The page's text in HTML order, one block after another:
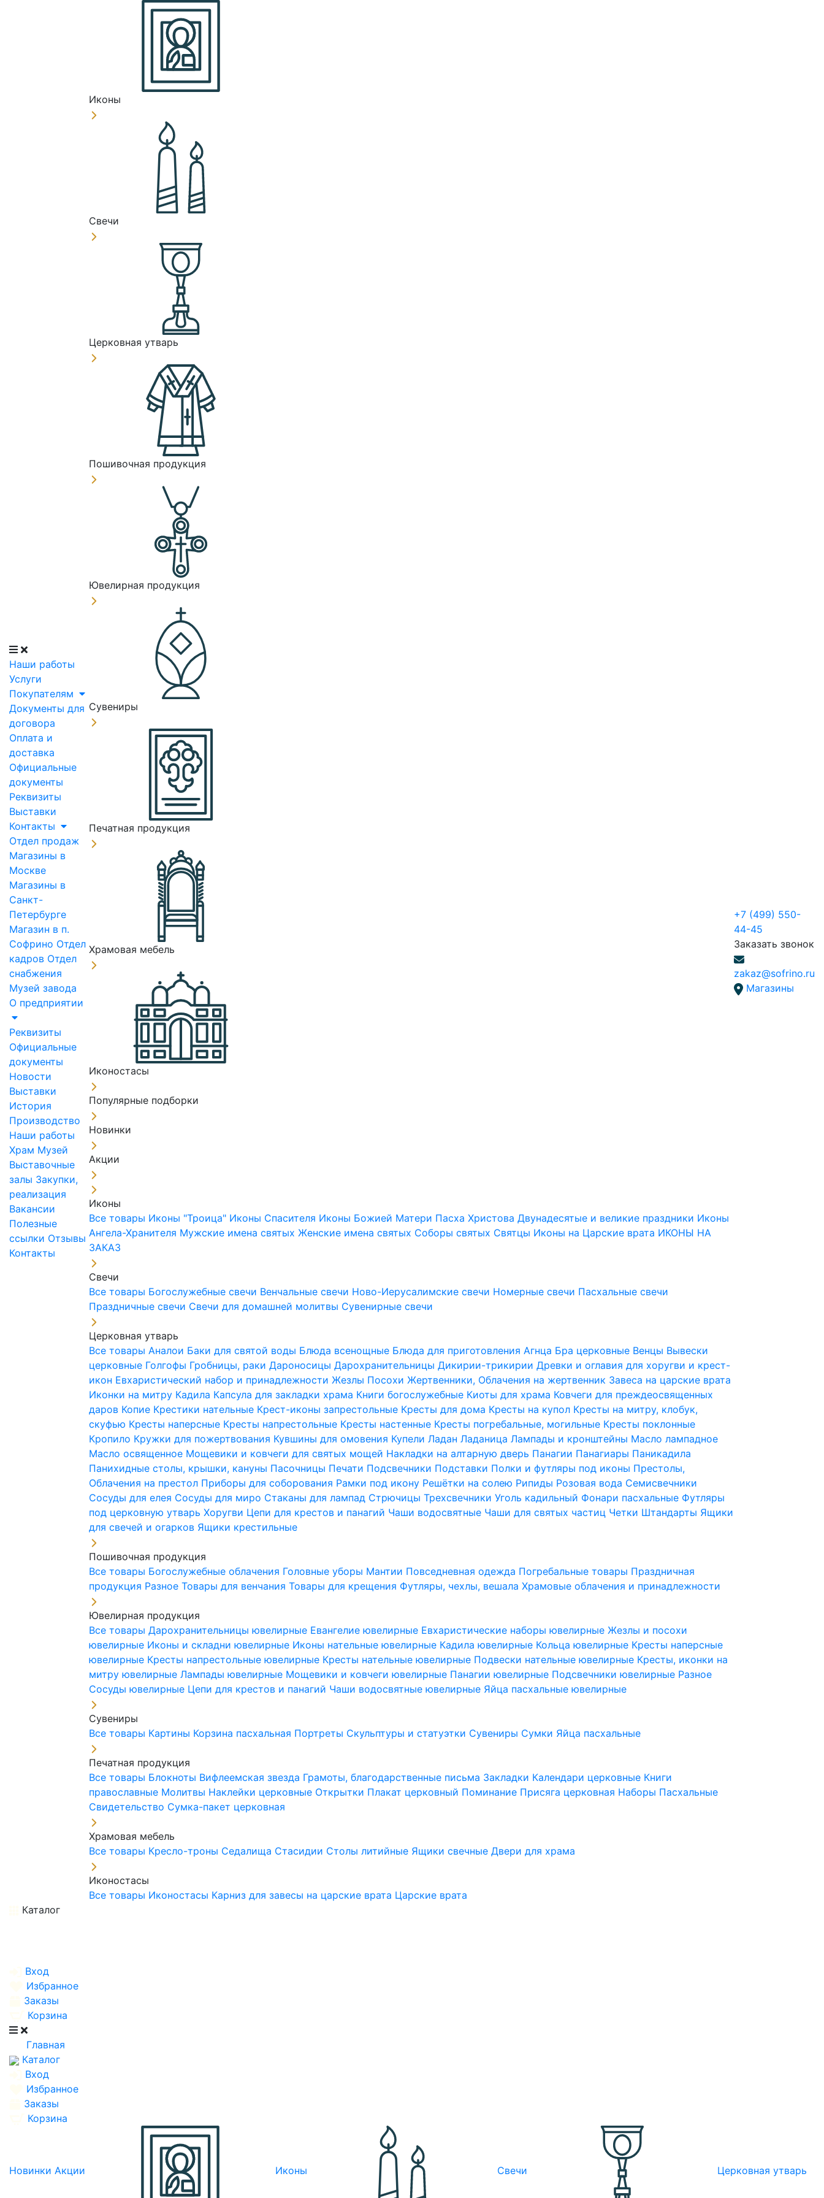
Наши работы
Услуги
Покупателям
Документы для
договора
Оплата и
доставка
Официальные
документы
Реквизиты
Выставки
Контакты
Отдел продаж
Магазины в
Москве
Магазины в
Санкт-
Петербурге
Магазин в п.
Софрино Отдел
кадров Отдел
снабжения
Музей завода
О предприятии
Реквизиты
Официальные
документы
Новости
Выставки
История
Производство
Наши работы
Храм Музей
Выставочные
залы Закупки,
реализация
Вакансии
Полезные
ссылки Отзывы
Контакты
Иконы
Свечи
Церковная утварь
Пошивочная продукция
Ювелирная продукция
Сувениры
Печатная продукция
Храмовая мебель
Иконостасы
Популярные подборки
Новинки
Акции
Иконы
Все товары Иконы "Троица" Иконы Спасителя Иконы Божией Матери Пасха ХристоваДвунадесятые и великие праздники Иконы
Ангела-Хранителя Мужские имена святыхЖенские имена святых Соборы святых Святцы Иконы на Царские врата ИКОНЫ НА
ЗАКАЗ
Свечи
Все товары Богослужебные свечи Венчальные свечи Ново-Иерусалимские свечи Номерные свечи Пасхальные свечи
Праздничные свечи Свечи для домашней молитвы Сувенирные свечи
Церковная утварь
Все товарыАналои Баки для святой воды Блюда всенощные Блюда для приготовления Агнца Бра церковные Венцы Вывески
церковные Голгофы Гробницы, ракиДароносицыДарохранительницыДикирии-трикирииДревки и оглавия для хоругви и крест-
икон Евхаристический набор и принадлежностиЖезлы ПосохиЖертвенники, Облачения на жертвенник Завеса на царские врата
Иконки на митру Кадила Капсула для закладки храма Книги богослужебные Киоты для храма Ковчеги для преждеосвященных
даров Копие Крестики нательные Крест-иконы запрестольные Кресты для дома Кресты на купол Кресты на митру, клобук,
скуфью Кресты наперсные Кресты напрестольные Кресты настенные Кресты погребальные, могильные Кресты поклонные
Кропило Кружки для пожертвования Кувшины для омовения КупелиЛаданЛаданицаЛампады и кронштейны Масло лампадное
Масло освященное Мощевики и ковчеги для святых мощей Накладки на алтарную дверь Панагии Панагиары Паникадила
Панихидные столы, крышки, кануны Пасочницы Печати Подсвечники Подставки Полки и футляры под иконы Престолы,
Облачения на престол Приборы для соборования Рамки под икону Решётки на солею Рипиды Розовая вода Семисвечники
Сосуды для елея Сосуды для миро Стаканы для лампад СтрючицыТрехсвечникиУголь кадильный Фонари пасхальные Футляры
под церковную утварьХоругви Цепи для крестов и панагий Чаши водосвятные Чаши для святых частиц Четки Штандарты Ящики
для свечей и огарков Ящики крестильные
Пошивочная продукция
Все товары Богослужебные облачения Головные уборы Мантии Повседневная одежда Погребальные товары Праздничная
продукция РазноеТовары для венчанияТовары для крещения Футляры, чехлы, вешалаХрамовые облачения и принадлежности
Ювелирная продукция
Все товарыДарохранительницы ювелирные Евангелие ювелирные Евхаристические наборы ювелирныеЖезлы и посохи
ювелирные Иконы и складни ювелирные Иконы нательные ювелирные Кадила ювелирные Кольца ювелирные Кресты наперсные
ювелирные Кресты напрестольные ювелирные Кресты нательные ювелирные Подвески нательные ювелирные Кресты, иконки на
митру ювелирныеЛампады ювелирные Мощевики и ковчеги ювелирные Панагии ювелирные Подсвечники ювелирные Разное
Сосуды ювелирные Цепи для крестов и панагий Чаши водосвятные ювелирные Яйца пасхальные ювелирные
Сувениры
Все товары Картины Корзина пасхальная Портреты Скульптуры и статуэтки Сувениры Сумки Яйца пасхальные
Печатная продукция
Все товары Блокноты Вифлеемская звезда Грамоты, благодарственные письма Закладки Календари церковные Книги
православные Молитвы Наклейки церковные Открытки Плакат церковный Поминание Присяга церковная Наборы Пасхальные
Свидетельство Сумка-пакет церковная
Храмовая мебель
Все товары Кресло-троны Седалища Стасидии Столы литийные Ящики свечныеДвери для храма
Иконостасы
Все товары Иконостасы Карниз для завесы на царские врата Царские врата
+7 (499) 550-
44-45
Заказать звонок
zakaz@sofrino.ru
Магазины
Каталог
Вход
Избранное
Заказы
Корзина
Главная
Каталог
Вход
Избранное
Заказы
Корзина
Новинки Акции Иконы Свечи Церковная утварь